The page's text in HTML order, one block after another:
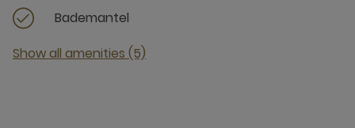
Bademantel
Show all amenities (5)